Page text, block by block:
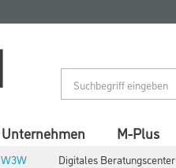
Unternehmen M-Plus
W3W Digitales Beratungscenter